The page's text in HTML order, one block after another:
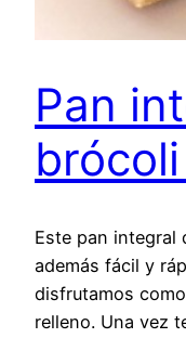
Pan
Este pan integral
además fácil y
disfrutamos
relleno. Una vez